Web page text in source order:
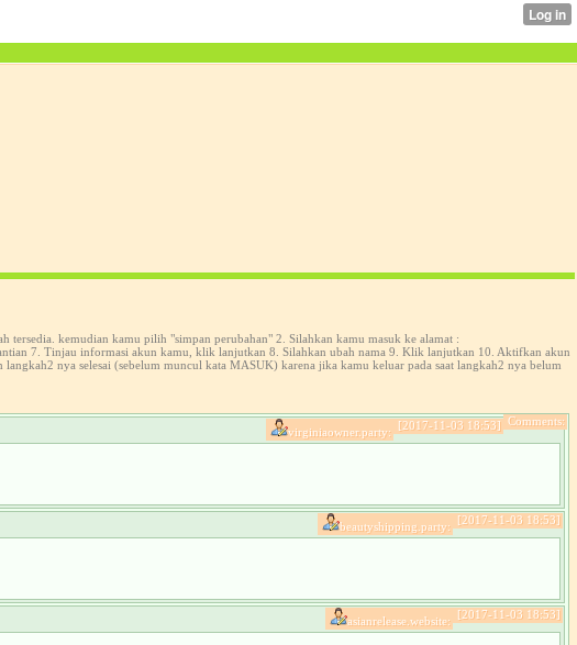
kemudian kamu pilih "simpan perubahan" 2. Silahkan kamu masuk ke alamat :
7. Tinjau informasi akun kamu, klik lanjutkan 8. Silahkan ubah nama 9. Klik lanjutkan 10. Aktifkan akun
nya selesai (sebelum muncul kata MASUK) karena jika kamu keluar pada saat langkah2 nya belum
Comments:
[2017-11-03 18:53]
virginiaowner.party:
[2017-11-03 18:53]
beautyshipping.party:
[2017-11-03 18:53]
asianrelease.website: